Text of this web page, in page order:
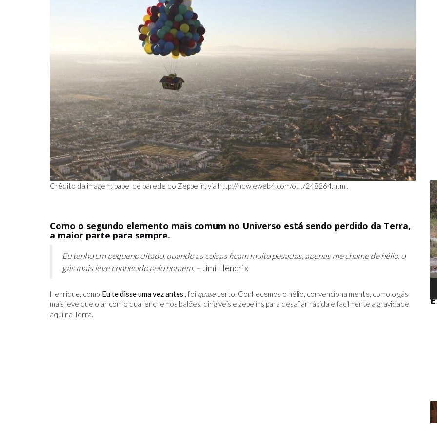
Crédito da imagem: papel de parede do Zeppelin, via http://hdw.eweb4.com/out/248264.html.
Como o segundo elemento mais comum no Universo está sendo perdido da Terra,
a maior parte para sempre.
Eu tenho um pequeno ditado, quando as coisas ficam muito pesadas, apenas me chame de hélio, o
gás mais leve conhecido pelo homem. –Jimi Hendrix
Henrique, como Eu te disse uma vez antes , foi quasecerto. Conhecemos o hélio, convencionalmente, como o gás
mais leve que o ar com o qual enchemos balões, dirigíveis e zepelins para desafiar rápida e facilmente a gravidade
aqui na Terra.
ESTRADA REVOLUCIONÁRIA CITAÇÕES SEM SENTIDO NO FACEBOOK
SÃO DE FATO SIGNIFICATIVAS - PARA
PESSOAS ESTÚPIDAS